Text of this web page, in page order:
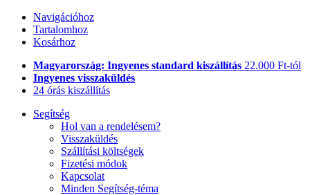
Navigációhoz
Tartalomhoz
Kosárhoz
Magyarország: Ingyenes standard kiszállítás 22.000 Ft-tól
Ingyenes visszaküldés
24 órás kiszállítás
Segítség
Hol van a rendelésem?
Visszaküldés
Szállítási költségek
Fizetési módok
Kapcsolat
Minden Segítség-téma